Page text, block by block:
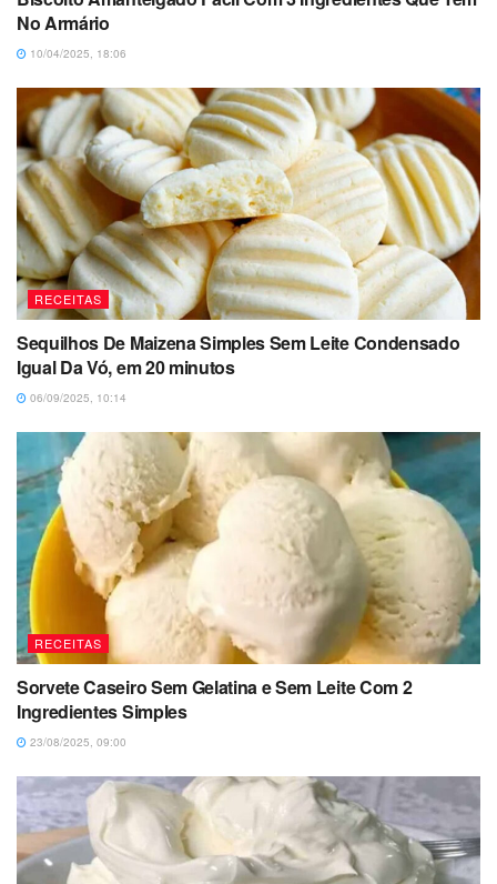
No Armário
10/04/2025, 18:06
RECEITAS
Sequilhos De Maizena Simples Sem Leite Condensado
Igual Da Vó, em 20 minutos
06/09/2025, 10:14
RECEITAS
Sorvete Caseiro Sem Gelatina e Sem Leite Com 2
Ingredientes Simples
23/08/2025, 09:00